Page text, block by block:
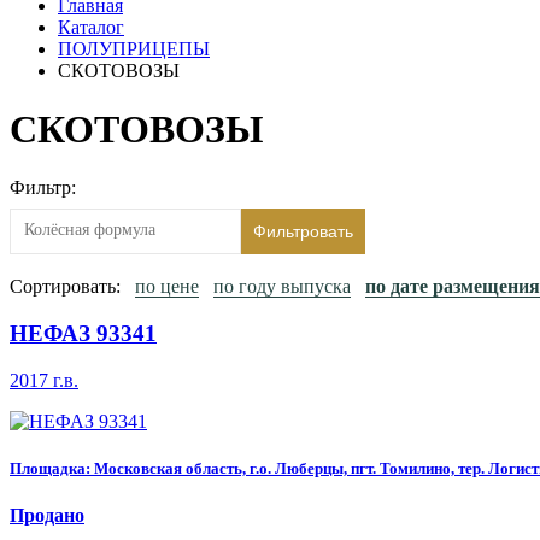
Главная
Каталог
ПОЛУПРИЦЕПЫ
СКОТОВОЗЫ
СКОТОВОЗЫ
Фильтр:
Фильтровать
Сортировать: по цене по году выпуска по дате размещения
НЕФАЗ 93341
2017 г.в.
Площадка: Московская область, г.о. Люберцы, пгт. Томилино, тер.
Продано